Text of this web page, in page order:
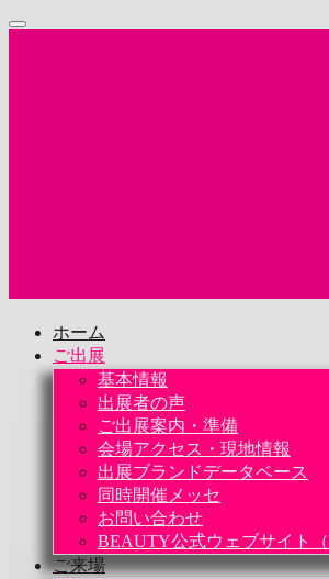
ホーム
ご出展
基本情報
出展者の声
ご出展案内・準備
会場アクセス・現地情報
出展ブランドデータベース
同時開催メッセ
お問い合わせ
BEAUTY公式ウェブサイト（
ご来場